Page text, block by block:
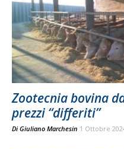
Zootecnia bovina
prezzi “differiti”
Di Giuliano Marchesin 1 Ottobre